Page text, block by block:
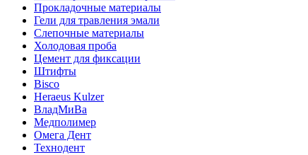
Прокладочные материалы
Гели для травления эмали
Слепочные материалы
Холодовая проба
Цемент для фиксации
Штифты
Bisco
Heraeus Kulzer
ВладМиВа
Медполимер
Омега Дент
Технодент